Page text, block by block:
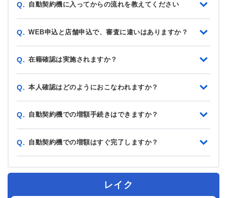
Q. 自動契約機に入ってからの流れを教えてください
Q. WEB申込と店舗申込で、審査に違いはありますか？
Q. 在籍確認は実施されますか？
Q. 本人確認はどのようにおこなわれますか？
Q. 自動契約機での増額手続きはできますか？
Q. 自動契約機での増額はすぐ完了しますか？
レイク